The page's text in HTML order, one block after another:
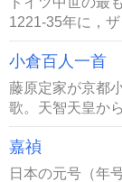
1221-35年に，
小倉百人一首
藤原定家が京都
歌。天智天皇か
嘉禎
日本の元号（年